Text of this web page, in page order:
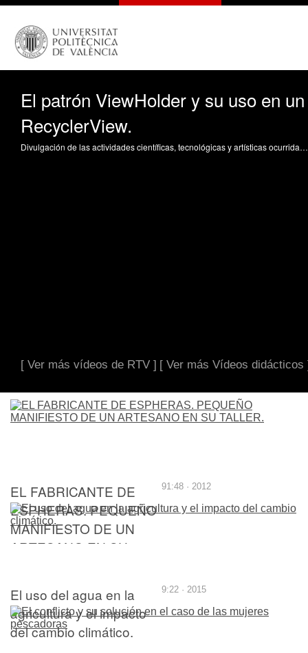
El patrón ViewHolder y su uso en un
RecyclerView.
Divulgación de las actividades científicas, tecnológicas y artísticas ocurridas en los tres campus de la UPV
[ Ver más vídeos de RTV ] [ Ver más Vídeos didácticos
EL FABRICANTE DE
ESPHERAS. PEQUEÑO
MANIFIESTO DE UN
ARTESANO EN SU
91:48 · 2012
El uso del agua en la
agricultura y el impacto
del cambio climático.
9:22 · 2015